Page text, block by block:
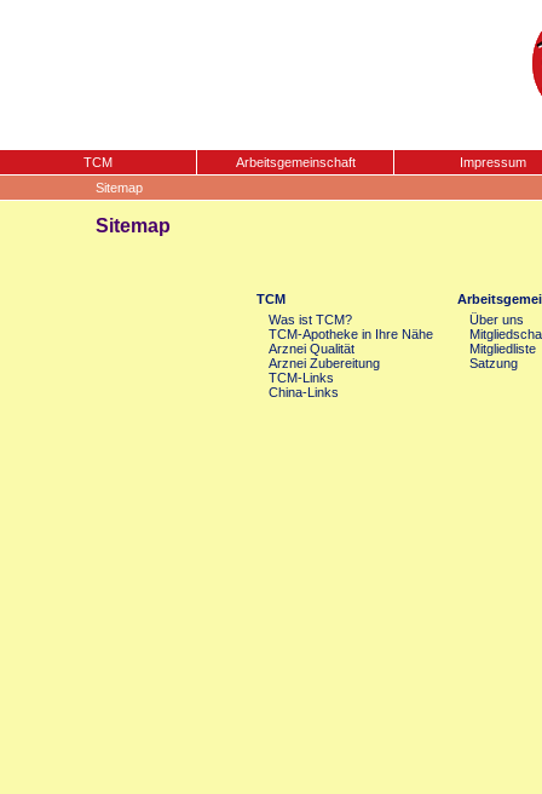
TCM Arbeitsgemeinschaft
Impressum
Sitemap
Sitemap
TCM
Was ist TCM?
TCM-Apotheke in Ihre Nähe
Arznei Qualität
Arznei Zubereitung
TCM-Links
China-Links
Über uns
Mitgliedliste
Satzung